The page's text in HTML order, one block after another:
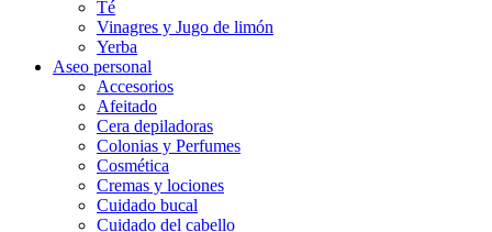
Té
Vinagres y Jugo de limón
Yerba
Aseo personal
Accesorios
Afeitado
Cera depiladoras
Colonias y Perfumes
Cosmética
Cremas y lociones
Cuidado bucal
Cuidado del cabello